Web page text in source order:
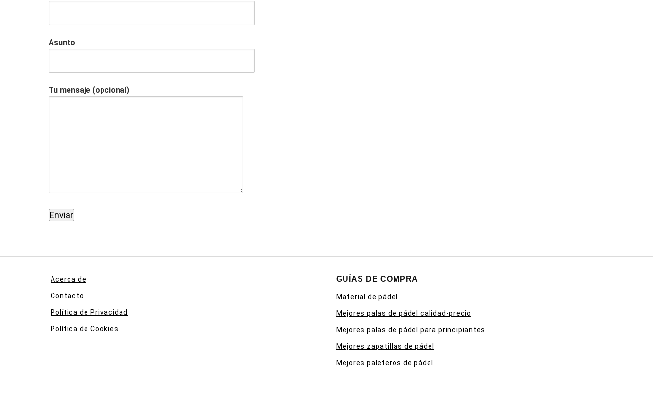
Asunto
Tu mensaje (opcional)
Acerca de
Contacto
Política de Privacidad
Política de Cookies
GUÍAS DE COMPRA
Material de pádel
Mejores palas de pádel calidad-precio
Mejores palas de pádel para principiantes
Mejores zapatillas de pádel
Mejores paleteros de pádel